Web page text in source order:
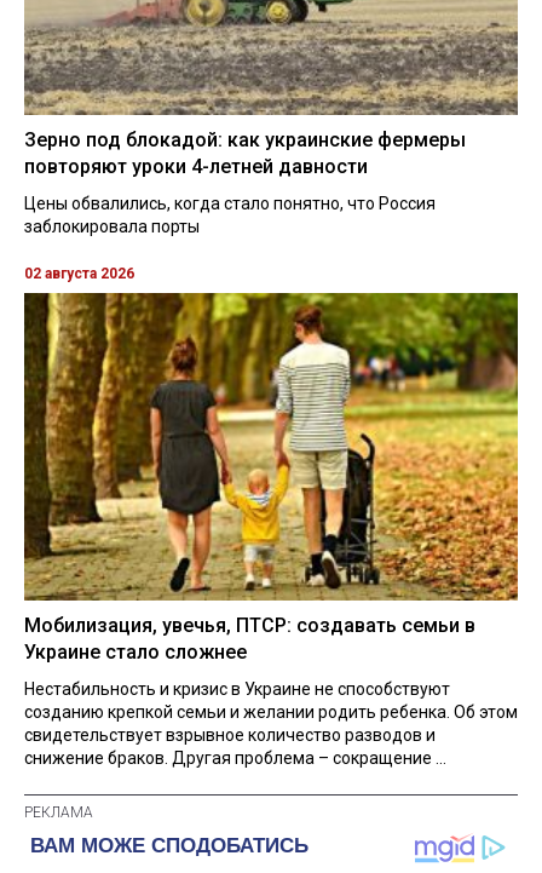
Зерно под блокадой: как украинские фермеры
повторяют уроки 4-летней давности
Цены обвалились, когда стало понятно, что Россия
заблокировала порты
02 августа 2026
Мобилизация, увечья, ПТСР: создавать семьи в
Украине стало сложнее
Нестабильность и кризис в Украине не способствуют
созданию крепкой семьи и желании родить ребенка. Об этом
свидетельствует взрывное количество разводов и
снижение браков. Другая проблема – сокращение ...